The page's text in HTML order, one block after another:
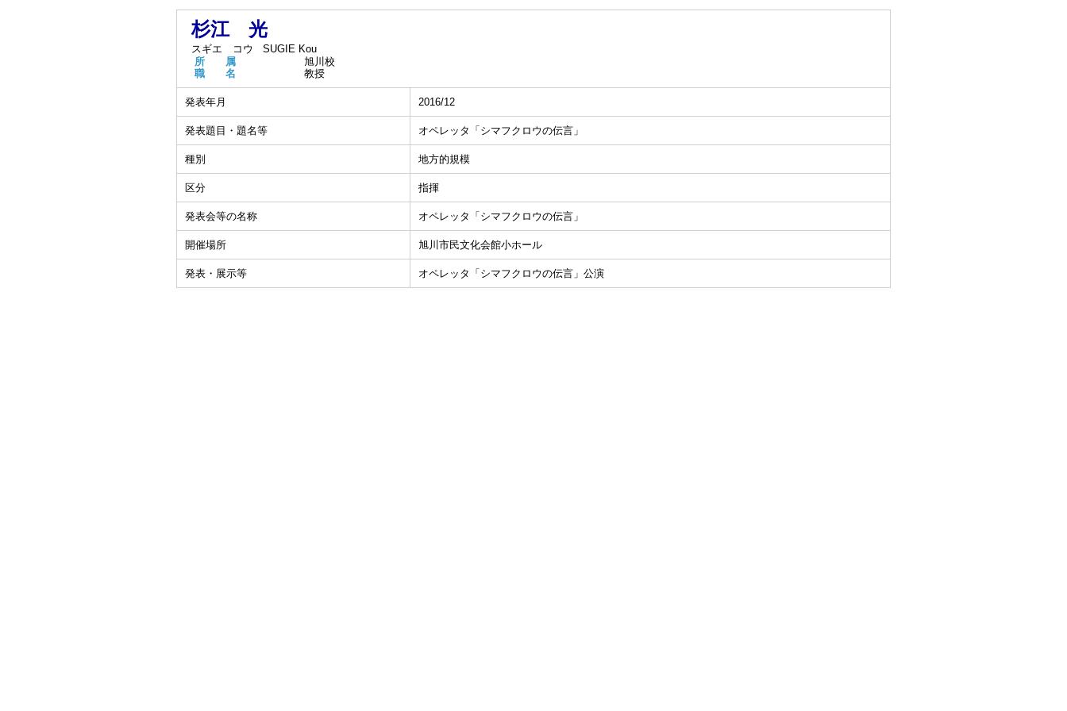
杉江 光
スギエ コウ
SUGIE Kou
所 属
旭川校
職 名
教授
発表年月 2016/12
発表題目・題名等 オペレッタ「シマフクロウの伝言」
種別 地方的規模
区分 指揮
発表会等の名称 オペレッタ「シマフクロウの伝言」
開催場所 旭川市民文化会館小ホール
発表・展示等 オペレッタ「シマフクロウの伝言」公演